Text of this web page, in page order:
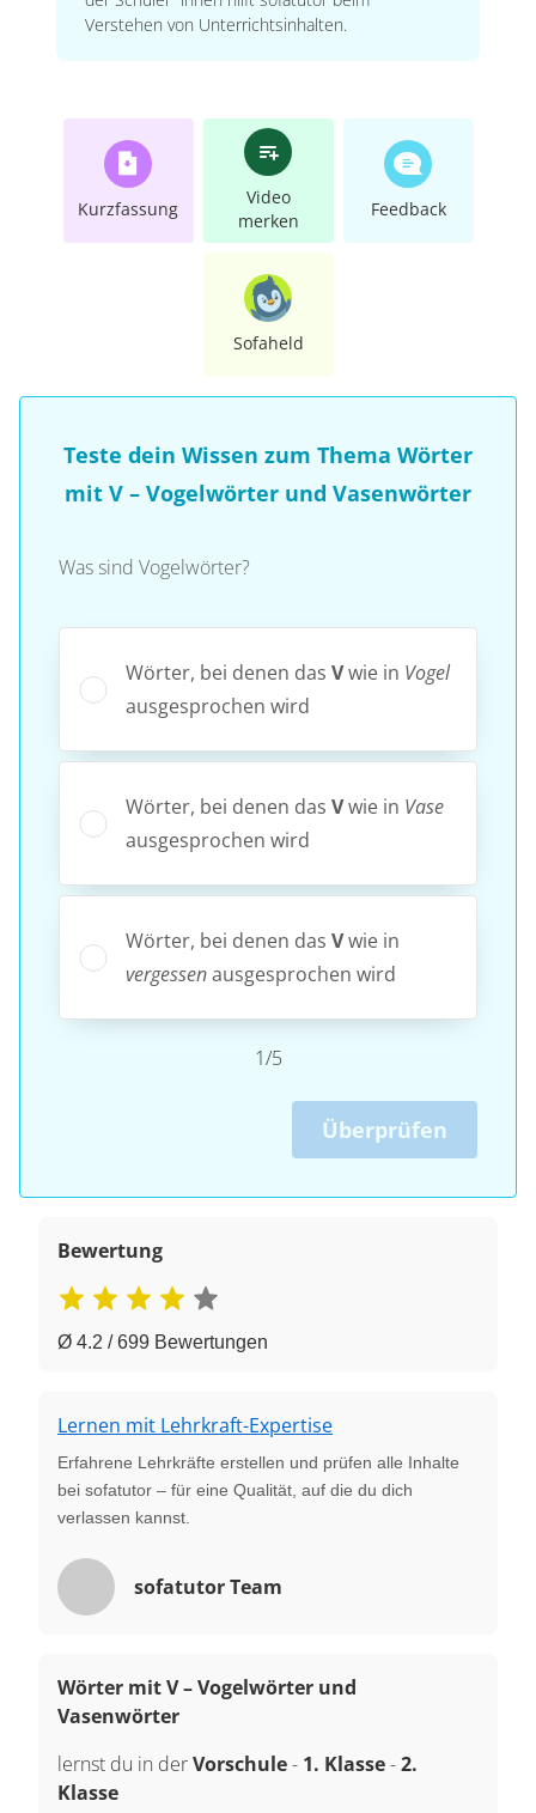
Verstehen von Unterrichtsinhalten.
Kurzfassung
Video
merken
Feedback
Sofaheld
Teste dein Wissen zum Thema Wörter
mit V – Vogelwörter und Vasenwörter
Was sind Vogelwörter?
Wörter, bei denen das Vwie in Vogel
ausgesprochen wird
Wörter, bei denen das Vwie in Vase
ausgesprochen wird
Wörter, bei denen das Vwie in
vergessenausgesprochen wird
1/5
Überprüfen
Bewertung
Ø 4.2 / 699 Bewertungen
Lernen mit Lehrkraft-Expertise
Erfahrene Lehrkräfte erstellen und prüfen alle Inhalte
bei sofatutor – für eine Qualität, auf die du dich
verlassen kannst.
sofatutor Team
Wörter mit V – Vogelwörter und
Vasenwörter
lernst du in derVorschule- 1. Klasse-2.
Klasse